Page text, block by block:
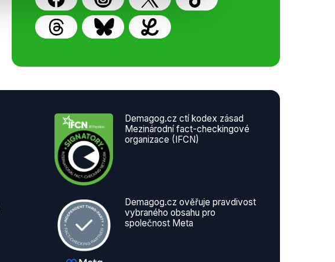
Demagog.cz ctí kodex zásad
Mezinárodní fact-checkingové
organizace (IFCN)
Demagog.cz ověřuje pravdivost
vybraného obsahu pro
společnost Meta